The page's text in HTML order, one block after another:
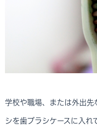
学校や職場、または外出
シを歯ブラシケースに入